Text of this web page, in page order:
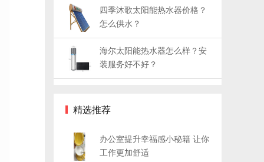
四季沐歌太阳能热水器价格？
怎么供水？
海尔太阳能热水器怎么样？安
装服务好不好？
精选推荐
办公室提升幸福感小秘籍 让你
工作更加舒适